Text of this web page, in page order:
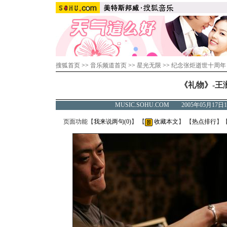
搜狐首页 >> 音乐频道首页 >> 星光无限 >> 纪念张炬逝世十周年
《礼物》-王
MUSIC.SOHU.COM 2005年05月17
页面功能【我来说两句(0)】 【 收藏本文 】 【热点排行】